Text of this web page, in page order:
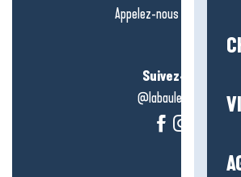
Appelez-nous en
Suivez-nous !
@labauleguérande